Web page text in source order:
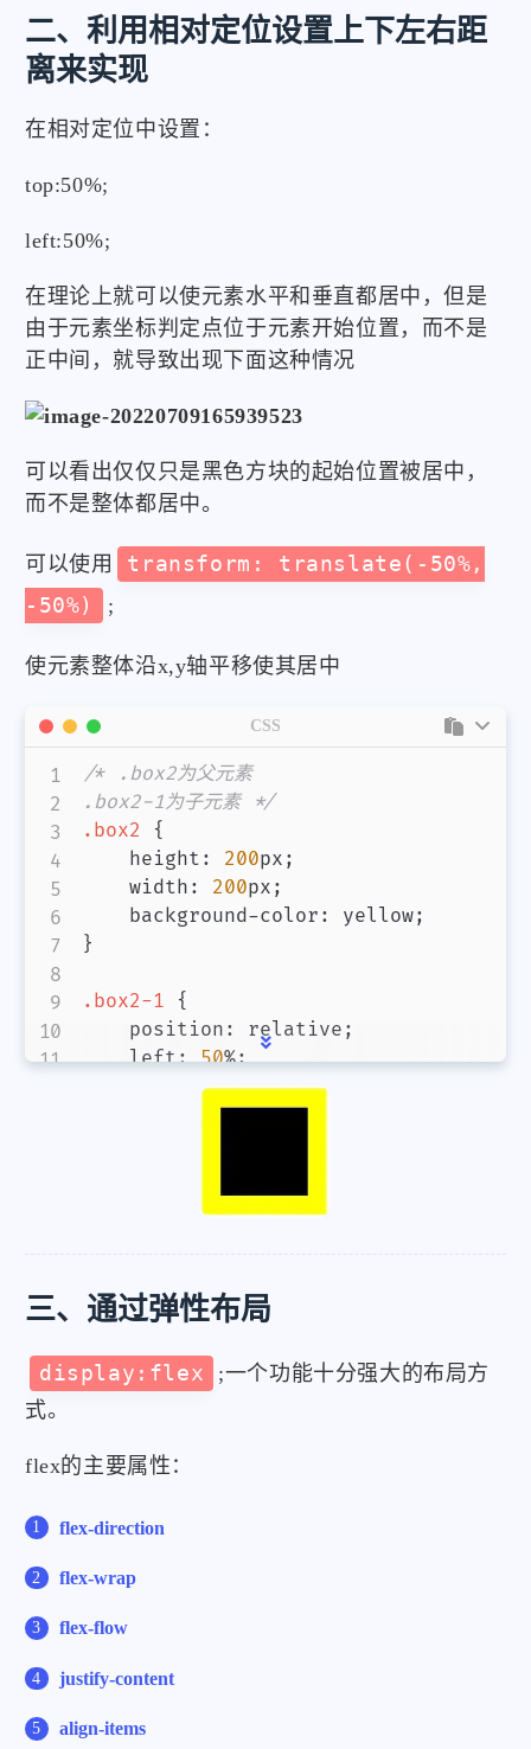
}
二、利用相对定位设置上下左右距
离来实现
在相对定位中设置：
top:50%;
left:50%;
在理论上就可以使元素水平和垂直都居中，但是
由于元素坐标判定点位于元素开始位置，而不是
正中间，就导致出现下面这种情况
可以看出仅仅只是黑色方块的起始位置被居中，
而不是整体都居中。
可以使用
transform: translate(-50%,
-50%)
;
使元素整体沿x,y轴平移使其居中
/* .box2为父元素
.box2-1为子元素 */
.box2
{
height : 200px ;
width : 200px ;
background-color : yellow;
}
.box2-1
{
position : relative ;
left: 50%;
50%;
transform: translate
140px;
}
CSS
三、通过弹性布局
display:flex
;一个功能十分强大的布局方
式。
flex的主要属性：
flex-direction
flex-wrap
flex-flow
justify-content
align-items